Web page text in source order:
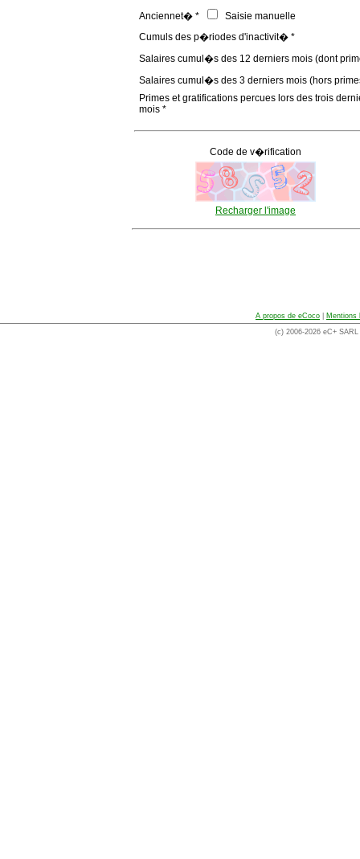
Anciennet� *
Saisie manuelle
Cumuls des p�riodes d'inactivit� *
Salaires cumul�s des 12 derniers mois (dont
Salaires cumul�s des 3 derniers mois (hors
Primes et gratifications percues lors des trois
mois *
Code de v�rification
Recharger l'image
A propos de eCoco
Mentions
(c) 2006-2026 eC+